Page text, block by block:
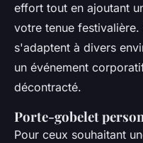
effort tout en ajoutant
votre tenue
s'adaptent à divers
un événement
décontracté.
Porte-gobelet
Pour ceux souhaitant